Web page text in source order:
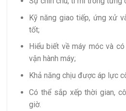
Kỹ năng giao tiếp, ứng xử
tốt;
Hiểu biết về máy móc và
vận hành máy;
Khả năng chịu được áp lực
Có thể sắp xếp thời gian,
giờ.